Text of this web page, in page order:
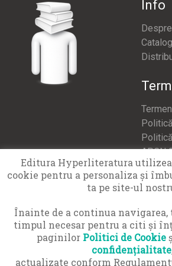
Info
Catalog
APCN
Contact
Editura Hyperliteratura
cookie pentru a personaliza și
ta pe site-ul
Înainte de a continua navigarea,
timpul necesar pentru a citi și
paginilor Politici de Cookie
confidențialitate
actualizate conform